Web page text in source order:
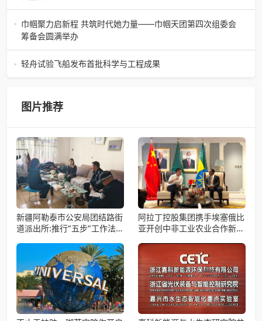
2026年4月16日，大返城（浙江）科技有限公司隆重举行签
约仪式，正式特聘丁娄先生担任公司首席战略规划师。此次
强强联合，是大返城集团深度
巾帼聚力启新程 共筑时代她力量——巾帼天团第四次组委会
筹备会圆满举办
巾帼聚力启新程 共筑时代她力量——巾帼天团第四次组委会
筹备会圆满举办2026年4月15日，巾帼天团第四次组委会筹
轻舟试验飞船发布首批科学与工程成果
果。据中国科学院微小卫星
图片推荐
新疆阿勒泰市公安局团结路街
道派出所:推行“五步”工作法
阿拉丁控股集团携手埃塞俄比
亚开创中非工业农业合作新篇